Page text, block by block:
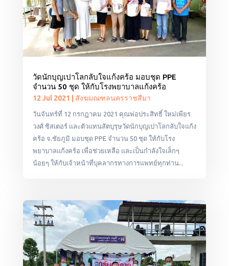
วัดนักบุญเปาโลกลับใจแก้งคร้อ มอบชุด PPE
จำนวน 50 ชุด ให้กับโรงพยาบาลแก้งคร้อ
12 Jul 2021 สังฆมณฑลนครราชสีมา
วันจันทร์ที่ 12 กรกฎาคม 2021 คุณพ่อประสิทธิ์ ใหม่เพียร
วงศ์ ซิสเตอร์ และตัวแทนสัตบุรุษวัดนักบุญเปาโลกลับใจแก้ง
คร้อ จ.ชัยภูมิ มอบชุด PPE จำนวน 50 ชุด ให้กับโรง
พยาบาลแก้งคร้อ เพื่อช่วยเหลือ และเป็นกำลังใจเล็กๆ
น้อยๆ ให้กับเจ้าหน้าที่บุคลากรทางการแพทย์ทุกท่าน...